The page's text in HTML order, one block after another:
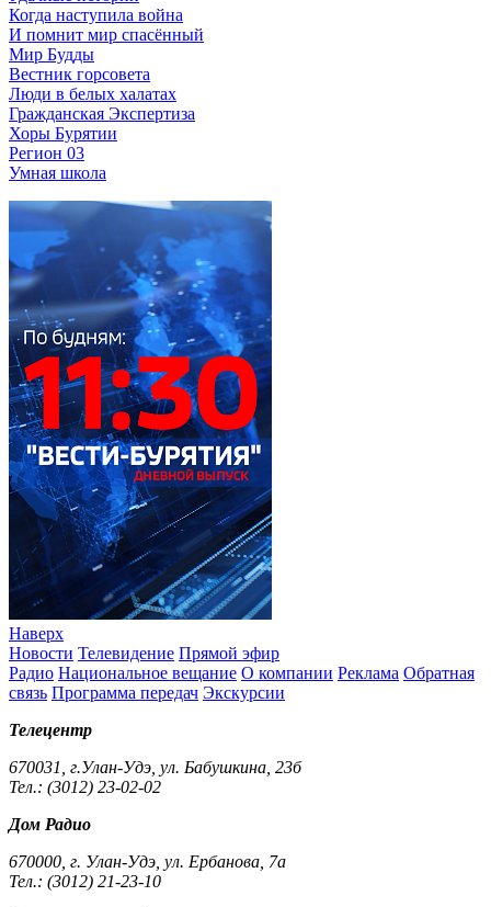
Когда наступила война
И помнит мир спасённый
Мир Будды
Вестник горсовета
Люди в белых халатах
Гражданская Экспертиза
Хоры Бурятии
Регион 03
Умная школа
Наверх
Новости Телевидение Прямой эфир
Радио Национальное вещание О компании Реклама Обратная
связь Программа передач Экскурсии
Телецентр
670031, г.Улан-Удэ, ул. Бабушкина, 23б
Тел.: (3012) 23-02-02
Дом Радио
670000, г. Улан-Удэ, ул. Ербанова, 7а
Тел.: (3012) 21-23-10